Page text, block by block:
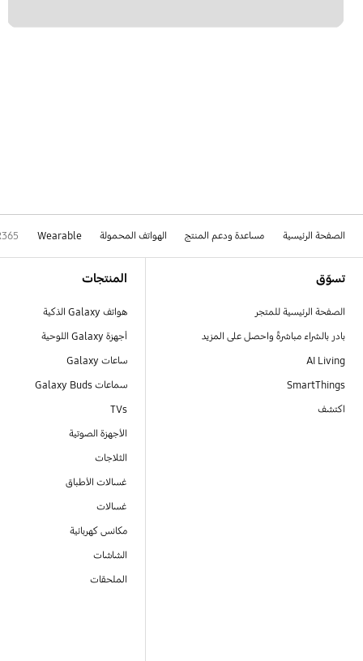
الصفحة الرئيسية مساعدة ودعم المنتج الهواتف المحمولة Wearable
تسوّق
الصفحة الرئيسية للمتجر
بادر بالشراء مباشرةً واحصل على المزيد
AI Living
SmartThings
اكتشف
المنتجات
هواتف Galaxy الذكية
أجهزة Galaxy اللوحية
ساعات Galaxy
سماعات Galaxy Buds
TVs
الأجهزة الصوتية
الثلاجات
غسالات الأطباق
غسالات
مكانس كهربائية
الشاشات
الملحقات